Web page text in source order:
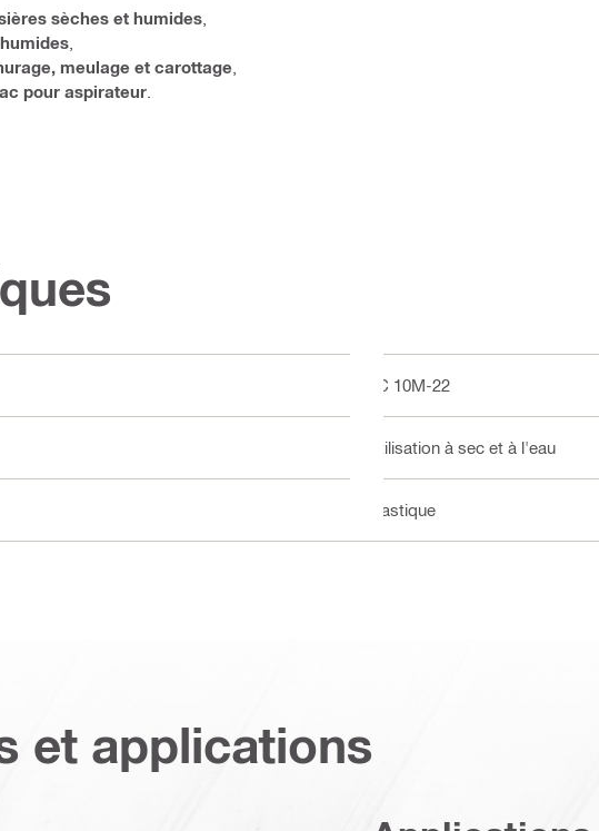
sèches et humides
meulage et carottage
pour aspirateur
VC 10M-22
Utilisation à sec et à l'eau
Plastique
et applications